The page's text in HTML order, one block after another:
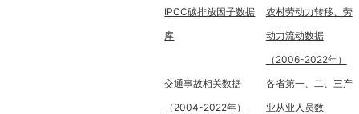
IPCC碳排放因子数据
库
农村劳动力转移、劳
动力流动数据
（2006-2022年）
交通事故相关数据
（2004-2022年）
各省第一、二、三产
业从业人员数